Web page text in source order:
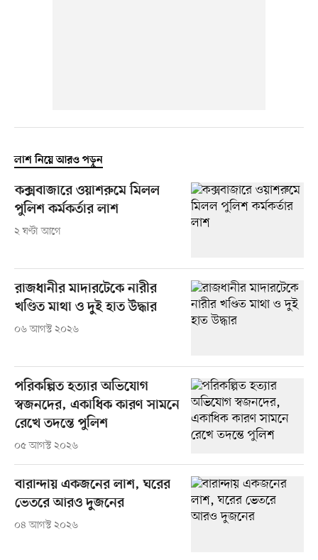
লাশ নিয়ে আরও পড়ুন
কক্সবাজারে ওয়াশরুমে মিলল
পুলিশ কর্মকর্তার লাশ
২ ঘণ্টা আগে
রাজধানীর মাদারটেকে নারীর
খণ্ডিত মাথা ও দুই হাত উদ্ধার
০৬ আগস্ট ২০২৬
পরিকল্পিত হত্যার অভিযোগ
স্বজনদের, একাধিক কারণ সামনে
রেখে তদন্তে পুলিশ
০৫ আগস্ট ২০২৬
বারান্দায় একজনের লাশ, ঘরের
ভেতরে আরও দুজনের
০৪ আগস্ট ২০২৬